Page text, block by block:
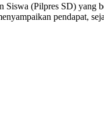
Siswa (Pilpres SD) yang
pendapat,